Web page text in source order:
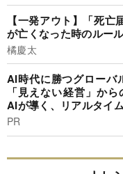
【一発アウト】「死
が亡くなった時のルー
橘慶太
AI時代に勝つグローバ
「見えない経営」か
AIが導く、リアルタイ
PR